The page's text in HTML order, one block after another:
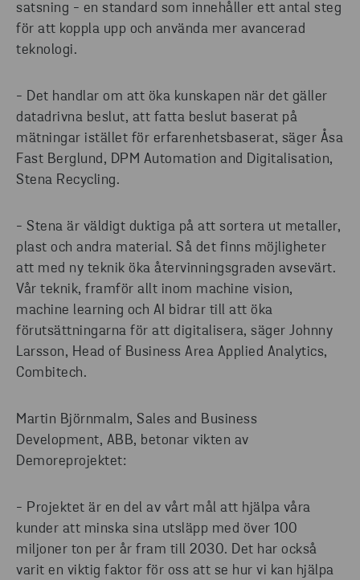
satsning - en standard som innehåller ett antal steg
för att koppla upp och använda mer avancerad
teknologi.
- Det handlar om att öka kunskapen när det gäller
datadrivna beslut, att fatta beslut baserat på
mätningar istället för erfarenhetsbaserat, säger Åsa
Fast Berglund, DPM Automation and Digitalisation,
Stena Recycling.
- Stena är väldigt duktiga på att sortera ut metaller,
plast och andra material. Så det finns möjligheter
att med ny teknik öka återvinningsgraden avsevärt.
Vår teknik, framför allt inom machine vision,
machine learning och AI bidrar till att öka
förutsättningarna för att digitalisera, säger Johnny
Larsson, Head of Business Area Applied Analytics,
Combitech.
Martin Björnmalm, Sales and Business
Development, ABB, betonar vikten av
Demoreprojektet:
- Projektet är en del av vårt mål att hjälpa våra
kunder att minska sina utsläpp med över 100
miljoner ton per år fram till 2030. Det har också
varit en viktig faktor för oss att se hur vi kan hjälpa